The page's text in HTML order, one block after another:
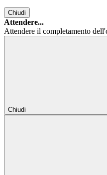
Chiudi
Attendere...
Attendere il completamento
Chiudi